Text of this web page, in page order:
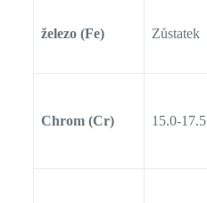
železo (Fe) Zůstatek
Chrom (Cr) 15.0-17.5